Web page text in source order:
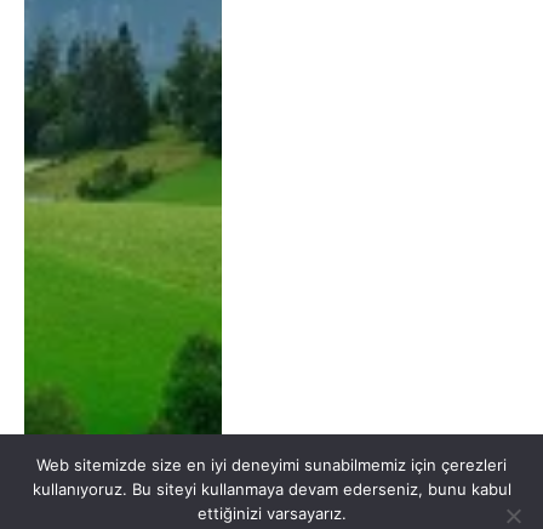
Web sitemizde size en iyi deneyimi sunabilmemiz için çerezleri
kullanıyoruz. Bu siteyi kullanmaya devam ederseniz, bunu kabul
ettiğinizi varsayarız.